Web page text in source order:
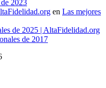
2023
en Las mejores
de 2025 | AltaFidelidad.org
de 2017